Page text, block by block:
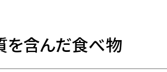
を含んだ食べ物